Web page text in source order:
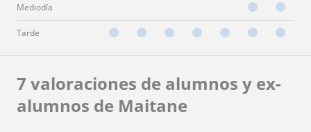
Mediodía
Tarde
7 valoraciones de alumnos y ex-
alumnos de Maitane